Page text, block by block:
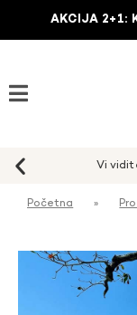
AKCIJA 2+1:
Početna »